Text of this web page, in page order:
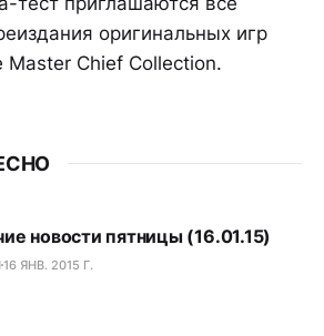
оригинальных игр
Master Chief Collection.
новости пятницы (16.01.15)
16 ЯНВ. 2015 Г.